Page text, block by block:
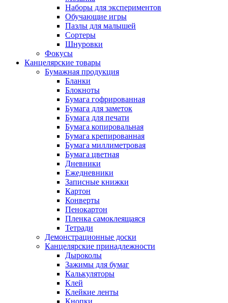
Наборы для экспериментов
Обучающие игры
Пазлы для малышей
Сортеры
Шнуровки
Фокусы
Канцелярские товары
Бумажная продукция
Бланки
Блокноты
Бумага гофрированная
Бумага для заметок
Бумага для печати
Бумага копировальная
Бумага крепированная
Бумага миллиметровая
Бумага цветная
Дневники
Ежедневники
Записные книжки
Картон
Конверты
Пенокартон
Пленка самоклеящаяся
Тетради
Демонстрационные доски
Канцелярские принадлежности
Дыроколы
Зажимы для бумаг
Калькуляторы
Клей
Клейкие ленты
Кнопки